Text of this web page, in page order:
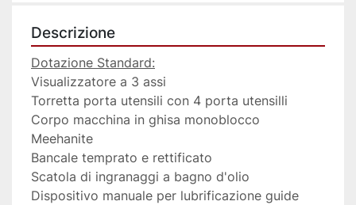
Descrizione
Dotazione Standard:
Visualizzatore a 3 assi
Torretta porta utensili con 4 porta utensilli
Corpo macchina in ghisa monoblocco
Meehanite
Bancale temprato e rettificato
Scatola di ingranaggi a bagno d'olio
Dispositivo manuale per lubrificazione guide